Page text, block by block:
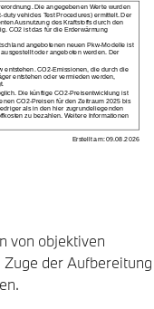
von objektiven
der Aufbereitung